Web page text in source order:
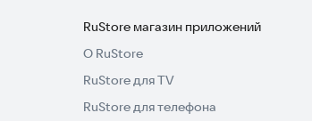
RuStore магазин приложений
О RuStore
RuStore для TV
RuStore для телефона